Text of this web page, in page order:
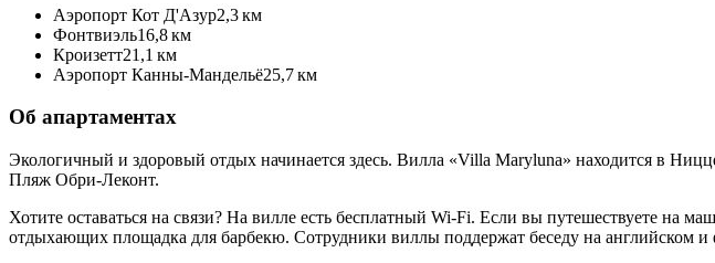
Аэропорт Кот Д'Азур2,3 км
Фонтвиэль16,8 км
Кроизетт21,1 км
Аэропорт Канны-Мандельё25,7 км
Об апартаментах
Экологичный и здоровый отдых начинается здесь. Вилла «Villa Maryluna» находится в
Пляж Обри-Леконт.
Хотите оставаться на связи? На вилле есть бесплатный Wi-Fi. Если вы путешествуете на
отдыхающих площадка для барбекю. Сотрудники виллы поддержат беседу на английском и